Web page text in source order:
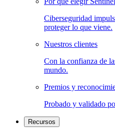
Ciberseguridad
proteger lo que viene.
Nuestros clientes
Con la confianza de
mundo.
Premios y
Probado y validado
Recursos